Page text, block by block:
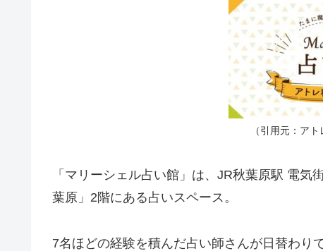
（引用元：ア
「マリーシェル占い館」は、JR秋葉原駅 電
葉原」2階にある占いスペース。
7名ほどの経験を積んだ占い師さんが日替わり